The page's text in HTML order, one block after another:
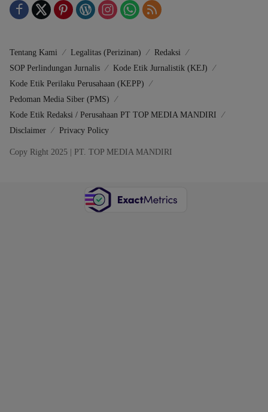
Tentang Kami Legalitas (Perizinan)
Redaksi
SOP Perlindungan Jurnalis
Kode Etik Jurnalistik (KEJ)
Kode Etik Perilaku Perusahaan (KEPP)
Pedoman Media Siber (PMS)
Kode Etik Redaksi / Perusahaan PT TOP MEDIA MANDIRI
Disclaimer
Privacy Policy
Copy Right 2025 | PT. TOP MEDIA MANDIRI